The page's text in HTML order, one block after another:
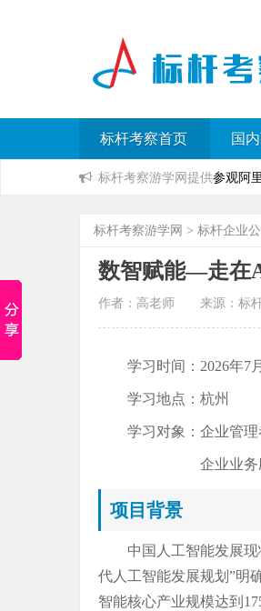
标杆考察首页 国
标杆考察游学网提供参观阿
标杆考察游学网 > 标杆企业
数智赋能—走在
作者：高老师 来源：标
学习时间：2026年7
学习地点：杭州
学习对象：企业管
企业业务应用者
项目背景
中国人工智能发展
代人工智能发展规划”明
智能核心产业规模达到